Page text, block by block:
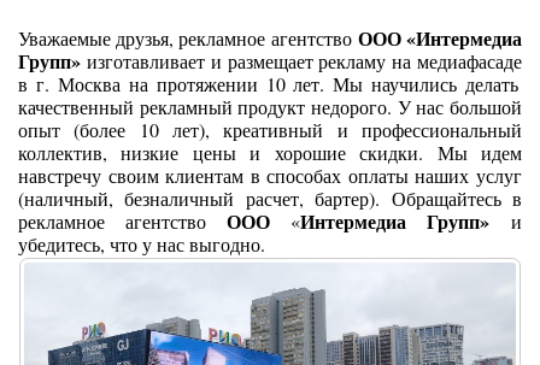
Уважаемые друзья, рекламное агентство ООО «Интермедиа
Групп» изготавливает и размещает рекламу на медиафасаде
в г. Москва на протяжении 10 лет. Мы научились делать
качественный рекламный продукт недорого. У нас большой
опыт (более 10 лет), креативный и профессиональный
коллектив, низкие цены и хорошие скидки. Мы идем
навстречу своим клиентам в способах оплаты наших услуг
(наличный, безналичный расчет, бартер). Обращайтесь в
рекламное агентство ООО«Интермедиа Групп»и
убедитесь, что у нас выгодно.